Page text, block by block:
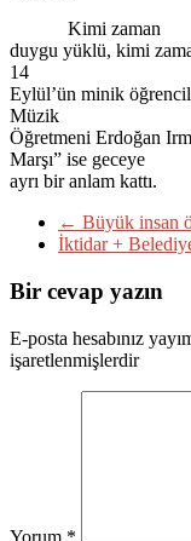
Kimi zaman
duygu yüklü, kimi
14
Eylül’ün minik
Müzik
Öğretmeni Erdoğan
Marşı” ise geceye
ayrı bir anlam kattı.
← Büyük insan
İktidar +
Bir cevap yazın
E-posta hesabınız
işaretlenmişlerdir
Yorum *